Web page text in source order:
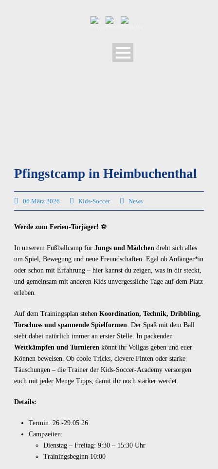
Pfingstcamp in Heimbuchenthal
06 März 2026 Kids-Soccer News
Werde zum Ferien-Torjäger! ⚽
In unserem Fußballcamp für Jungs und Mädchen dreht sich alles
um Spiel, Bewegung und neue Freundschaften. Egal ob Anfänger*in
oder schon mit Erfahrung – hier kannst du zeigen, was in dir steckt,
und gemeinsam mit anderen Kids unvergessliche Tage auf dem Platz
erleben.
Auf dem Trainingsplan stehen Koordination, Technik, Dribbling,
Torschuss und spannende Spielformen. Der Spaß mit dem Ball
steht dabei natürlich immer an erster Stelle. In packenden
Wettkämpfen und Turnieren könnt ihr Vollgas geben und euer
Können beweisen. Ob coole Tricks, clevere Finten oder starke
Täuschungen – die Trainer der Kids-Soccer-Academy versorgen
euch mit jeder Menge Tipps, damit ihr noch stärker werdet.
Details:
Termin: 26.-29.05.26
Campzeiten:
Dienstag – Freitag: 9:30 – 15:30 Uhr
Trainingsbeginn 10:00